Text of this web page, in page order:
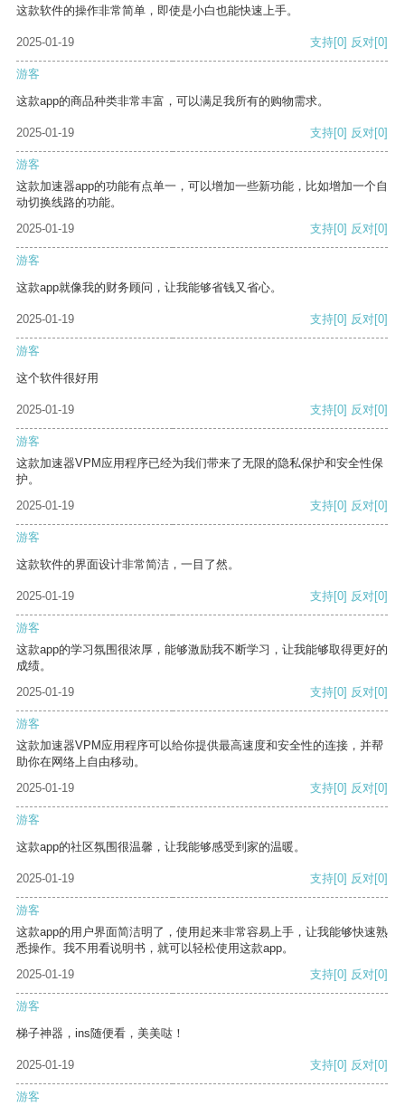
这款软件的操作非常简单，即使是小白也能快速上手。
2025-01-19 支持[0] 反对[0]
游客
这款app的商品种类非常丰富，可以满足我所有的购物需求。
2025-01-19 支持[0] 反对[0]
游客
这款加速器app的功能有点单一，可以增加一些新功能，比如增加一个自
动切换线路的功能。
2025-01-19
支持[0] 反对[0]
游客
这款app就像我的财务顾问，让我能够省钱又省心。
2025-01-19 支持[0] 反对[0]
游客
这个软件很好用
2025-01-19 支持[0] 反对[0]
游客
这款加速器VPM应用程序已经为我们带来了无限的隐私保护和安全性保
护。
2025-01-19
支持[0] 反对[0]
游客
这款软件的界面设计非常简洁，一目了然。
2025-01-19 支持[0] 反对[0]
游客
这款app的学习氛围很浓厚，能够激励我不断学习，让我能够取得更好的
成绩。
2025-01-19
支持[0] 反对[0]
游客
这款加速器VPM应用程序可以给你提供最高速度和安全性的连接，并帮
助你在网络上自由移动。
2025-01-19
支持[0] 反对[0]
游客
这款app的社区氛围很温馨，让我能够感受到家的温暖。
2025-01-19 支持[0] 反对[0]
游客
这款app的用户界面简洁明了，使用起来非常容易上手，让我能够快速熟
悉操作。我不用看说明书，就可以轻松使用这款app。
2025-01-19
支持[0] 反对[0]
游客
梯子神器，ins随便看，美美哒！
2025-01-19 支持[0] 反对[0]
游客